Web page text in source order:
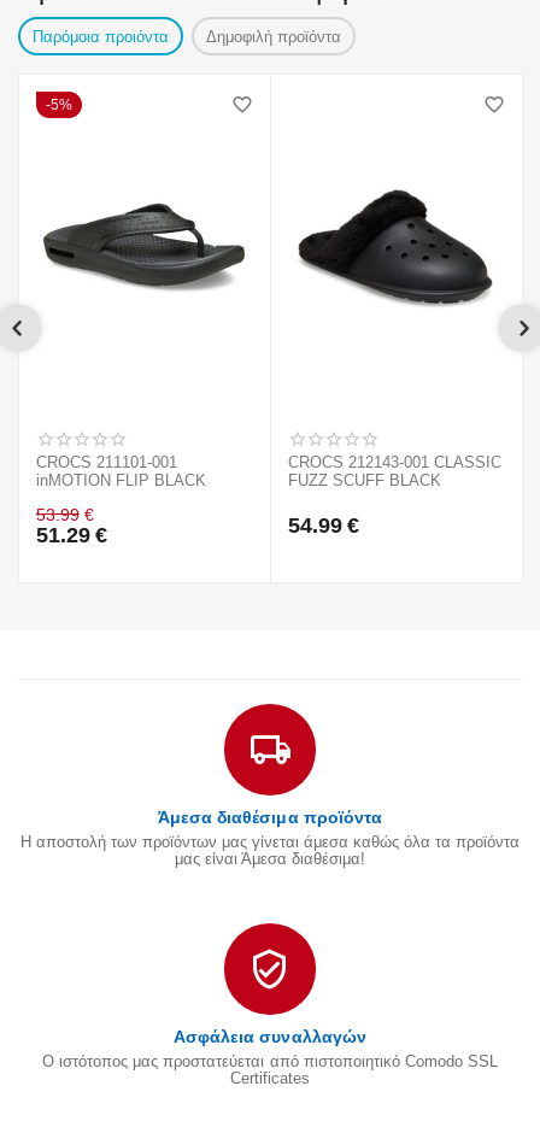
Παρόμοια προιόντα Δημοφιλή προϊόντα
5%
CROCS 211101-001
inMOTION FLIP BLACK
53.99 €
51.29 €
CROCS 212143-001 CLASSIC
FUZZ SCUFF BLACK
54.99 €
Άμεσα διαθέσιμα προϊόντα
Η αποστολή των προϊόντων μας γίνεται άμεσα καθώς όλα τα προϊόντα
μας είναι Άμεσα διαθέσιμα!
Ασφάλεια συναλλαγών
Ο ιστότοπος μας προστατεύεται από πιστοποιητικό Comodo SSL
Certificates